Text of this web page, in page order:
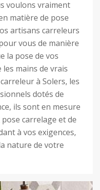
voulons vraiment
matière de pose
artisans carreleurs
vous de manière
la pose de vos
mains de vrais
à Solers, les
dotés de
ils sont en mesure
carrelage et de
à vos exigences,
nature de votre